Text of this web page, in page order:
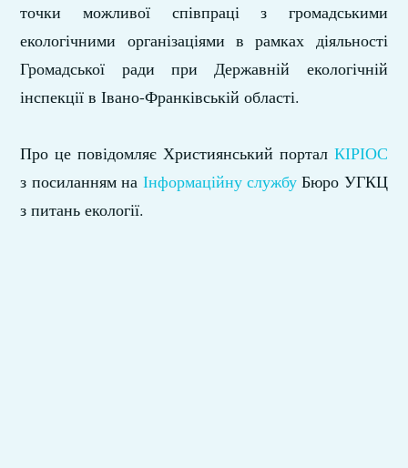
точки можливої співпраці з громадськими
екологічними організаціями в рамках діяльності
Громадської ради при Державній екологічній
інспекції в Івано-Франківській області.
Про це повідомляє Християнський портал КІРІОС
з посиланням на Інформаційну службуБюро УГКЦ
з питань екології.